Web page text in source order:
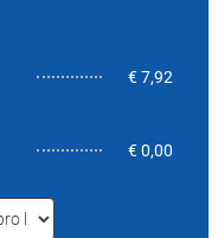
€ 7,92
€ 0,00